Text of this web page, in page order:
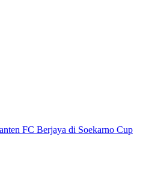
FC Berjaya di Soekarno Cup